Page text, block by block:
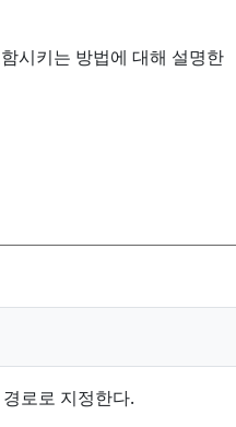
시키는 방법에 대해 설명한
로로 지정한다.